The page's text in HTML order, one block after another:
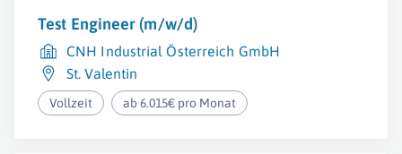
Test Engineer (m/w/d)
CNH Industrial Österreich GmbH
St. Valentin
Vollzeit ab 6.015€ pro Monat